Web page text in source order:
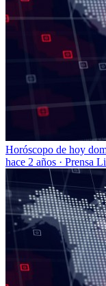
Horóscopo de hoy
hace 2 años · Prensa